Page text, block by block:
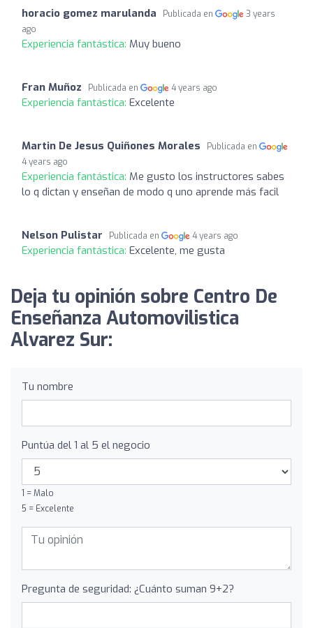
horacio gomez marulanda Publicada en
3 years
ago
Experiencia fantástica: Muy bueno
Fran Muñoz Publicada en 4 years ago
Experiencia fantástica: Excelente
Martin De Jesus Quiñones Morales
Publicada en
4 years ago
Experiencia fantástica: Me gusto los instructores sabes
lo q dictan y enseñan de modo q uno aprende más facil
Nelson Pulistar Publicada en 4 years ago
Experiencia fantástica: Excelente, me gusta
Deja tu opinión sobre Centro De
Enseñanza Automovilistica
Alvarez Sur:
Tu nombre
Puntúa del 1 al 5 el negocio
1 = Malo
5 = Excelente
Pregunta de seguridad: ¿Cuánto suman 9+2?